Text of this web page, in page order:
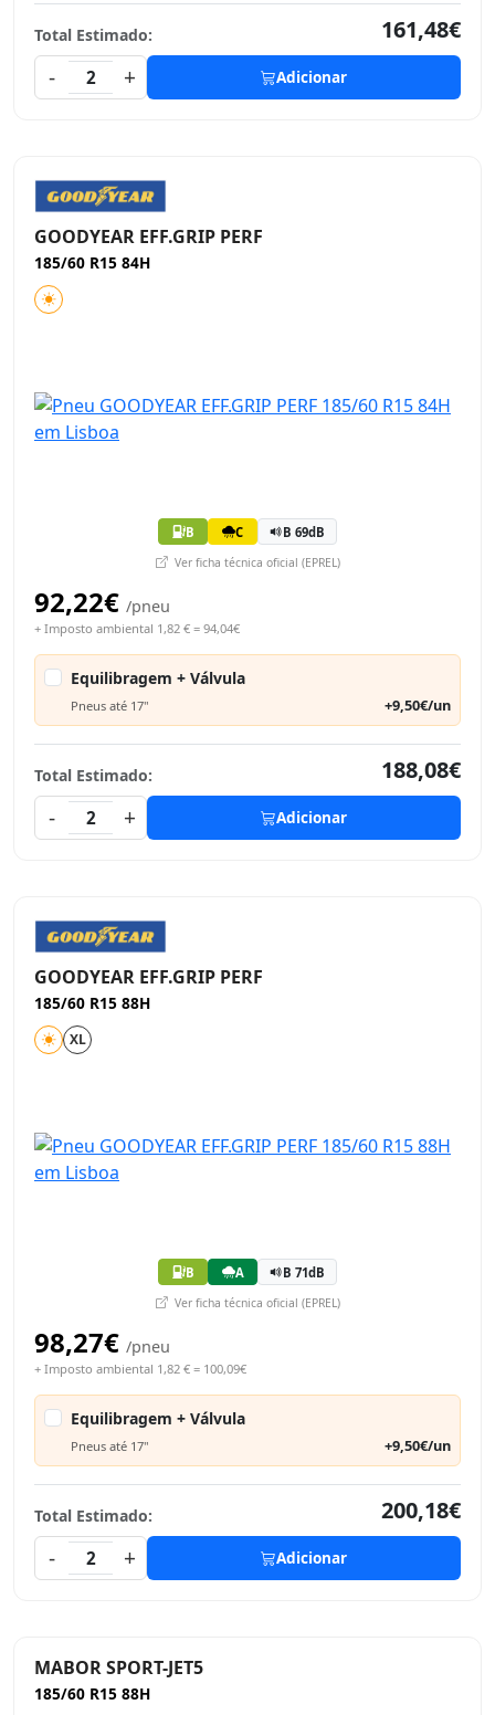
Total Estimado:
161,48€
-
2 + Adicionar
GOODYEAR EFF.GRIP PERF
185/60 R15 84H
B C B 69dB
Ver ficha técnica oficial (EPREL)
92,22€ /pneu
+ Imposto ambiental 1,82 € = 94,04€
Equilibragem + Válvula
Pneus até 17" +9,50€/un
Total Estimado:
188,08€
-
2 + Adicionar
GOODYEAR EFF.GRIP PERF
185/60 R15 88H
XL
B A B 71dB
Ver ficha técnica oficial (EPREL)
98,27€ /pneu
+ Imposto ambiental 1,82 € = 100,09€
Equilibragem + Válvula
Pneus até 17" +9,50€/un
Total Estimado:
200,18€
-
2 + Adicionar
MABOR SPORT-JET5
185/60 R15 88H